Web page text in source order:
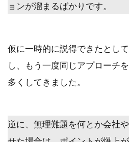
ョンが溜まるばかりです。
仮に一時的に説得できたとし
し、もう一度同じアプローチ
多くしてきました。
逆に、 無理難題を何とか会社